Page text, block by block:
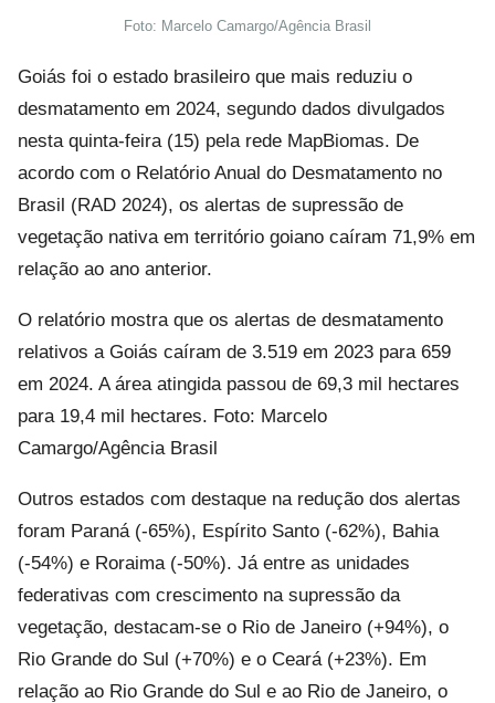
Foto: Marcelo Camargo/Agência Brasil
Goiás foi o estado brasileiro que mais reduziu o
desmatamento em 2024, segundo dados divulgados
nesta quinta-feira (15) pela rede MapBiomas. De
acordo com o Relatório Anual do Desmatamento no
Brasil (RAD 2024), os alertas de supressão de
vegetação nativa em território goiano caíram 71,9% em
relação ao ano anterior.
O relatório mostra que os alertas de desmatamento
relativos a Goiás caíram de 3.519 em 2023 para 659
em 2024. A área atingida passou de 69,3 mil hectares
para 19,4 mil hectares. Foto: Marcelo
Camargo/Agência Brasil
Outros estados com destaque na redução dos alertas
foram Paraná (-65%), Espírito Santo (-62%), Bahia
(-54%) e Roraima (-50%). Já entre as unidades
federativas com crescimento na supressão da
vegetação, destacam-se o Rio de Janeiro (+94%), o
Rio Grande do Sul (+70%) e o Ceará (+23%). Em
relação ao Rio Grande do Sul e ao Rio de Janeiro, o